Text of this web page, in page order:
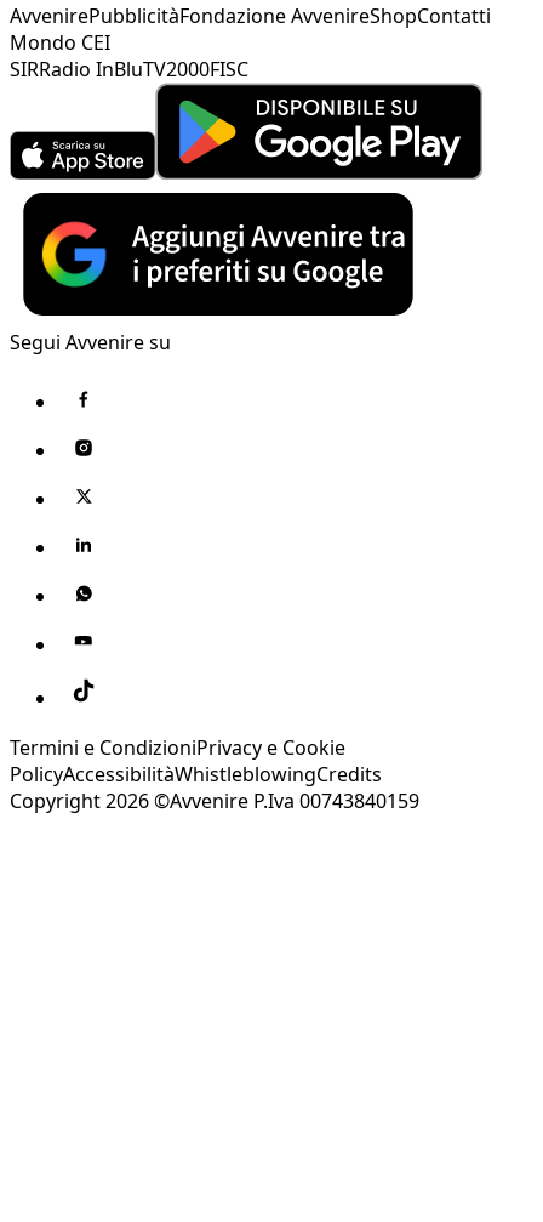
AvvenirePubblicitàFondazione AvvenireShopContatti
Mondo CEI
SIRRadio InBluTV2000FISC
Segui Avvenire su
Termini e CondizioniPrivacy e Cookie
PolicyAccessibilitàWhistleblowingCredits
Copyright 2026 ©Avvenire P.Iva 00743840159